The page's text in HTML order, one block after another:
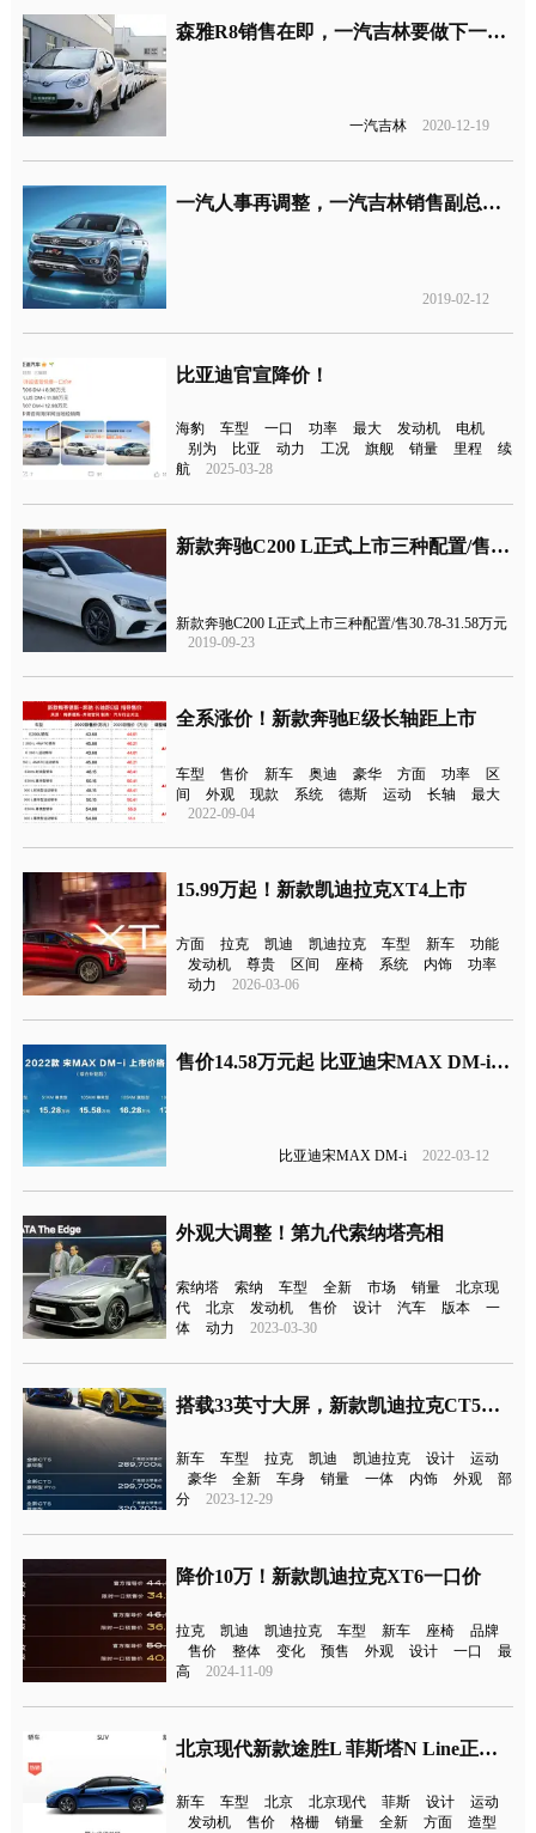
森雅R8销售在即，一汽吉林要做下一个“捷达”？
一汽吉林 2020-12-19
一汽人事再调整，一汽吉林销售副总刘洪波调任奔腾事业部分管森雅品牌
2019-02-12
比亚迪官宣降价！
海豹 车型 一口 功率 最大 发动机
电机
别为
比亚 动力 工况 旗舰 销量 里程
续
航
2025-03-28
新款奔驰C200 L正式上市三种配置/售价30.78-31.58万元
新款奔驰C200 L正式上市三种配置/售30.78-31.58万元
2019-09-23
全系涨价！新款奔驰E级长轴距上市
车型 售价 新车 奥迪 豪华 方面 功率
区
间
外观 现款 系统 德斯 运动 长轴
最大
2022-09-04
15.99万起！新款凯迪拉克XT4上市
方面 拉克 凯迪 凯迪拉克 车型 新车
功能
发动机
尊贵 区间 座椅 系统 内饰
功率
动力
2026-03-06
售价14.58万元起 比亚迪宋MAX DM-i正式上市
比亚迪宋MAX DM-i 2022-03-12
外观大调整！第九代索纳塔亮相
索纳塔 索纳 车型 全新 市场 销量
北京现
代
北京 发动机 售价 设计 汽车 版本
一
体
动力 2023-03-30
搭载33英寸大屏，新款凯迪拉克CT5售28.97万元上市
新车 车型 拉克 凯迪 凯迪拉克 设计
运动
豪华
全新 车身 销量 一体 内饰 外观
部
分
2023-12-29
降价10万！新款凯迪拉克XT6一口价
拉克 凯迪 凯迪拉克 车型 新车 座椅
品牌
售价
整体 变化 预售 外观 设计 一口
最
高
2024-11-09
北京现代新款途胜L 菲斯塔N Line正式上市
新车 车型 北京 北京现代 菲斯 设计
运动
发动机
售价 格栅 销量 全新 方面
造型